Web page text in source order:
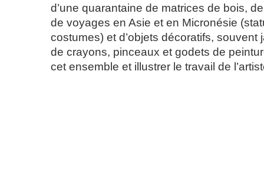
d’une quarantaine de matrices de bois,
de voyages en Asie et en Micronésie
costumes) et d’objets décoratifs, souvent
de crayons, pinceaux et godets de
cet ensemble et illustrer le travail de